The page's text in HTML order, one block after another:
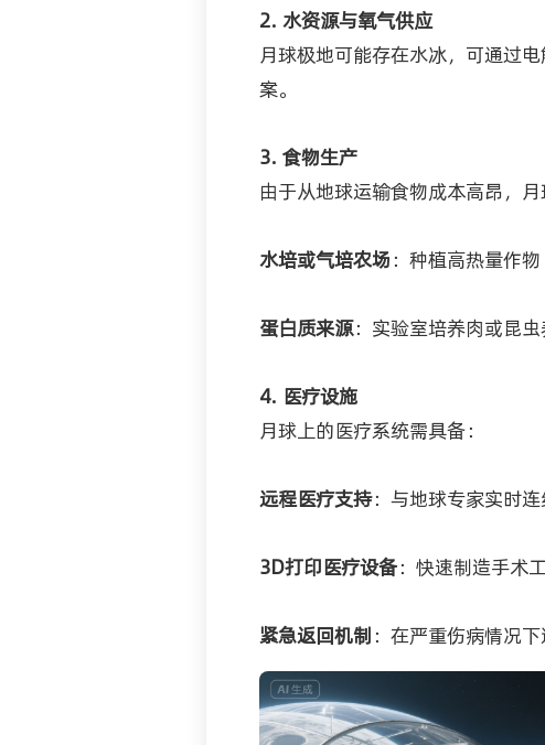
2. 水资源与氧气供应
月球极地可能存在水冰，可通过
案。
3. 食物生产
由于从地球运输食物成本高昂，月
水培或气培农场 ：种植高热量作
蛋白质来源：实验室培养肉或昆虫
4. 医疗设施
月球上的医疗系统需具备：
远程医疗支持：与地球专家实时连
3D打印医疗设备：快速制造手术
紧急返回机制 ：在严重伤病情况下